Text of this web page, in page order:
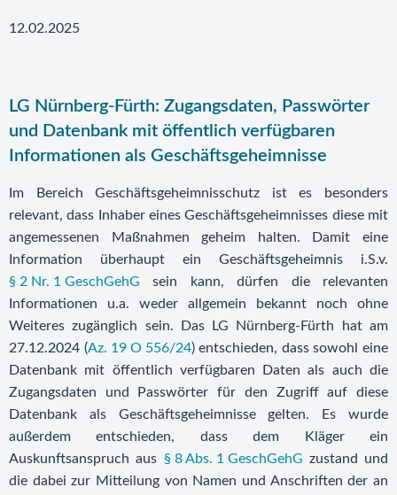
12.02.2025
LG Nürnberg-Fürth: Zugangsdaten, Passwörter
und Datenbank mit öffentlich verfügbaren
Informationen als Geschäftsgeheimnisse
Im Bereich Geschäftsgeheimnisschutz ist es besonders
relevant, dass Inhaber eines Geschäftsgeheimnisses diese mit
angemessenen Maßnahmen geheim halten. Damit eine
Information überhaupt ein Geschäftsgeheimnis i.S.v.
§ 2 Nr. 1 GeschGehG sein kann, dürfen die relevanten
Informationen u.a. weder allgemein bekannt noch ohne
Weiteres zugänglich sein. Das LG Nürnberg-Fürth hat am
27.12.2024 (Az. 19 O 556/24) entschieden, dass sowohl eine
Datenbank mit öffentlich verfügbaren Daten als auch die
Zugangsdaten und Passwörter für den Zugriff auf diese
Datenbank als Geschäftsgeheimnisse gelten. Es wurde
außerdem entschieden, dass dem Kläger ein
Auskunftsanspruch aus § 8 Abs. 1 GeschGehG zustand und
die dabei zur Mitteilung von Namen und Anschriften der an